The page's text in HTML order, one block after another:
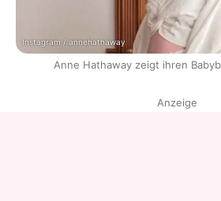
Instagram / annehathaway
Anne Hathaway zeigt ihren
Anzeige